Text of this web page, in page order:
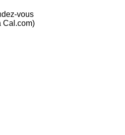
vous
Cal.com)